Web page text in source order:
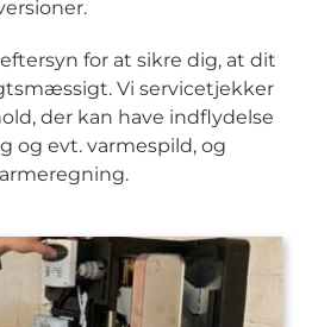
for at sikre dig, at dit
Vi servicetjekker
der kan have indflydelse
og evt. varmespild, og